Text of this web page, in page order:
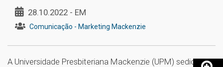
28.10.2022 - EM
Comunicação - Marketing Mackenzie
A Universidade Presbiteriana Mackenzie (UPM) sediou